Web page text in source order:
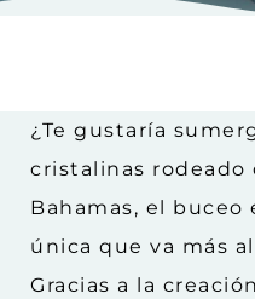
¿Te gustaría
cristalinas rodeado
Bahamas, el buceo
única que va más
Gracias a la